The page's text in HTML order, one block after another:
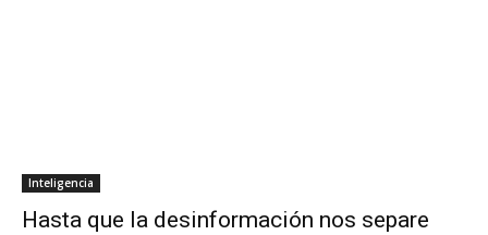
Inteligencia
Hasta que la desinformación nos separe